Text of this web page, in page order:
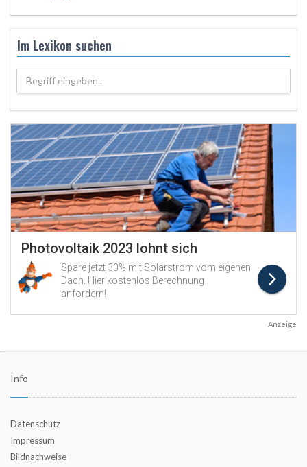
Im Lexikon suchen
Begriff eingeben..
Anzeige
Info
Datenschutz
Impressum
Bildnachweise